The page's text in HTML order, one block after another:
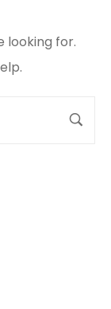
looking for.